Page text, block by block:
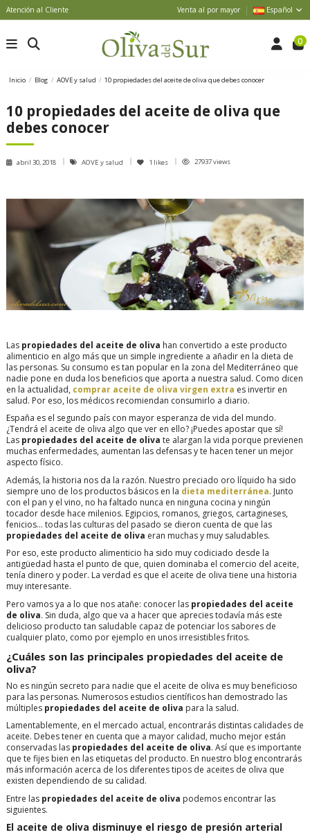
Atención al Cliente Venta al por mayor Español
0
Inicio Blog AOVE y salud 10 propiedades del aceite de oliva que debes conocer
10 propiedades del aceite de oliva que
debes conocer
abril 30, 2018 AOVE y salud 1 likes 27937 views
Las propiedades del aceite de oliva han convertido a este producto
alimenticio en algo más que un simple ingrediente a añadir en la dieta de
las personas. Su consumo es tan popular en la zona del Mediterráneo que
nadie pone en duda los beneficios que aporta a nuestra salud. Como dicen
en la actualidad, comprar aceite de oliva virgen extra es invertir en
salud. Por eso, los médicos recomiendan consumirlo a diario.
España es el segundo país con mayor esperanza de vida del mundo.
¿Tendrá el aceite de oliva algo que ver en ello? ¡Puedes apostar que sí!
Las propiedades del aceite de oliva te alargan la vida porque previenen
muchas enfermedades, aumentan las defensas y te hacen tener un mejor
aspecto físico.
Además, la historia nos da la razón. Nuestro preciado oro líquido ha sido
siempre uno de los productos básicos en la dieta mediterránea. Junto
con el pan y el vino, no ha faltado nunca en ninguna cocina y ningún
tocador desde hace milenios. Egipcios, romanos, griegos, cartagineses,
fenicios… todas las culturas del pasado se dieron cuenta de que las
propiedades del aceite de oliva eran muchas y muy saludables.
Por eso, este producto alimenticio ha sido muy codiciado desde la
antigüedad hasta el punto de que, quien dominaba el comercio del aceite,
tenía dinero y poder. La verdad es que el aceite de oliva tiene una historia
muy interesante.
Pero vamos ya a lo que nos atañe: conocer las propiedades del aceite
de oliva. Sin duda, algo que va a hacer que aprecies todavía más este
delicioso producto tan saludable capaz de potenciar los sabores de
cualquier plato, como por ejemplo en unos irresistibles fritos.
¿Cuáles son las principales propiedades del aceite de
oliva?
No es ningún secreto para nadie que el aceite de oliva es muy beneficioso
para las personas. Numerosos estudios científicos han demostrado las
múltiples propiedades del aceite de oliva para la salud.
Lamentablemente, en el mercado actual, encontrarás distintas calidades de
aceite. Debes tener en cuenta que a mayor calidad, mucho mejor están
conservadas las propiedades del aceite de oliva. Así que es importante
que te fijes bien en las etiquetas del producto. En nuestro blog encontrarás
más información acerca de los diferentes tipos de aceites de oliva que
existen dependiendo de su calidad.
Entre las propiedades del aceite de oliva podemos encontrar las
siguientes.
El aceite de oliva disminuye el riesgo de presión arterial